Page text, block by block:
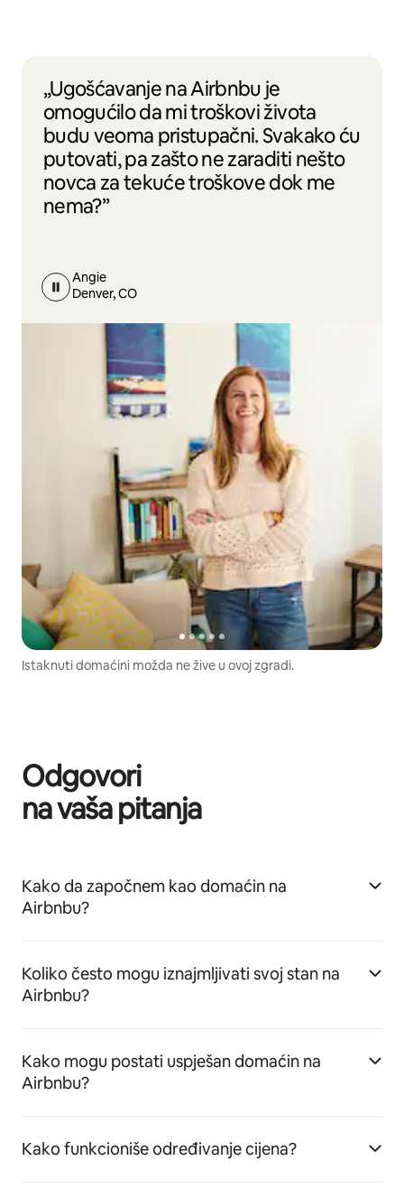
„Ugošćavanje na Airbnbu je
omogućilo da mi troškovi života
budu veoma pristupačni. Svakako ću
putovati, pa zašto ne zaraditi nešto
novca za tekuće troškove dok me
nema?”
Angie
Denver, CO
Istaknuti domaćini možda ne žive u ovoj zgradi.
Odgovori
na vaša pitanja
Kako da započnem kao domaćin na
Airbnbu?
Koliko često mogu iznajmljivati svoj stan na
Airbnbu?
Kako mogu postati uspješan domaćin na
Airbnbu?
Kako funkcioniše određivanje cijena?